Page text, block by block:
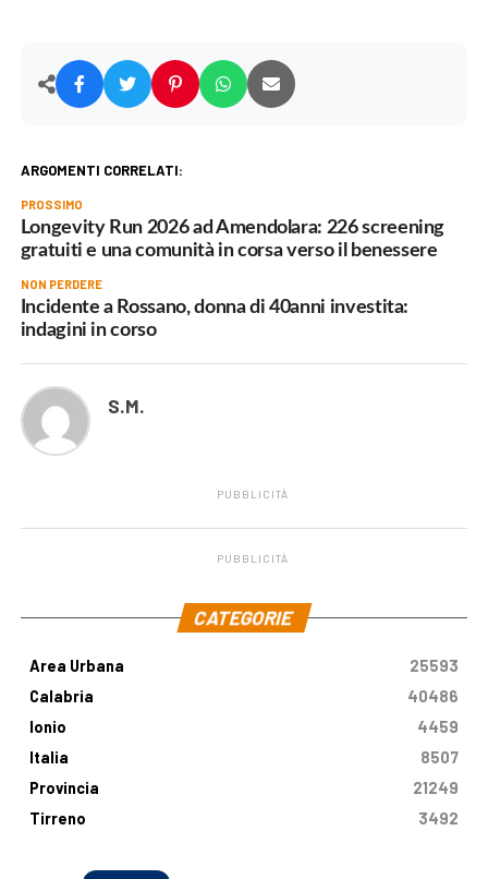
ARGOMENTI CORRELATI:
PROSSIMO
Longevity Run 2026 ad Amendolara: 226 screening
gratuiti e una comunità in corsa verso il benessere
NON PERDERE
Incidente a Rossano, donna di 40anni investita:
indagini in corso
S.M.
PUBBLICITÀ
PUBBLICITÀ
CATEGORIE
Area Urbana
25593
Calabria
40486
Ionio
4459
Italia
8507
Provincia
21249
Tirreno
3492